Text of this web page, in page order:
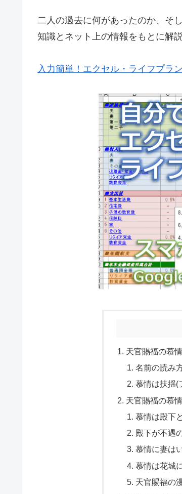
二人の過去に何があったのか、そ
知識とネット上の情報をもとに解
入力簡単！エクセル・ライフプラ
天官賜福の慕
名前の読み
慕情は扶揺(
天官賜福の慕
慕情は殿下
殿下が不遇
慕情に妻は
慕情は花城
天官賜福の